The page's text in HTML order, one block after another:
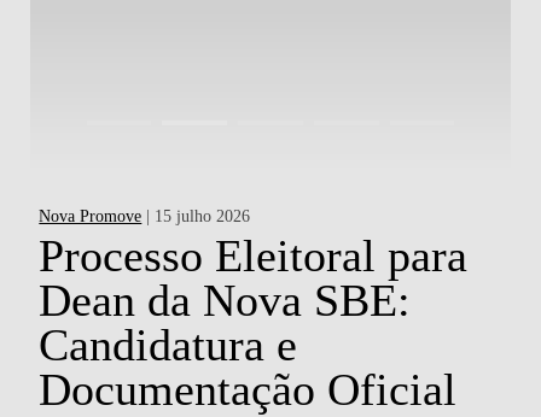
Nova Promove | 15 julho 2026
Processo Eleitoral para
Dean da Nova SBE:
Candidatura e
Documentação Oficial